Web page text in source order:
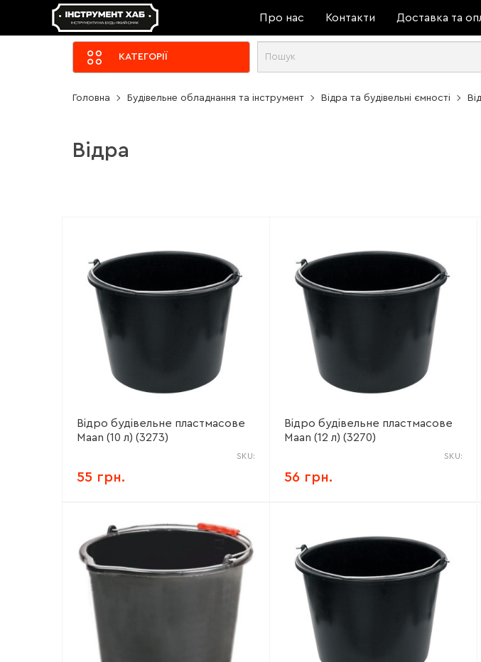
Про нас Контакти Доставка та
КАТЕГОРІЇ
Головна Будівельне обладнання та інструмент Відра та будівельні ємності
Відра
Відро будівельне пластмасове
Maan (10 л) (3273)
SKU:
55 грн.
Відро будівельне пластмасове
Maan (12 л) (3270)
SKU:
56 грн.